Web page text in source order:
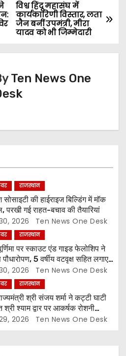
विश्व हिंदू महासंघ में
कार्यकारिणी विस्तार, लता
जैन बनीं उपमंत्री, मीरा
यादव को भी जिम्मेदारी
Ten News One
राजस्थान
सोसाइटी की हाईराइज बिल्डिंग में मॉक
परखी गई राहत-बचाव की तैयारियां
2026 Ten News One Desk
राजस्थान
पर स्काउट एंड गाइड फेलोशिप ने
पौधारोपण, 5 वर्षीय वटवृक्ष सहित लगाए
2026 Ten News One Desk
राजस्थान
श्री संजय शर्मा ने कट्टी घाटी
श्री श्याम द्वार पर आकर्षक रोशनी
का किया शुभारंभ
2026 Ten News One Desk